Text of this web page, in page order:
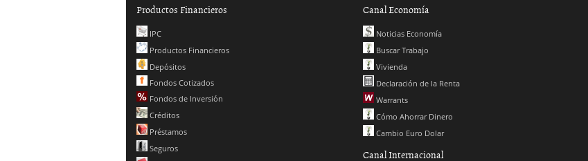
Productos Financieros
IPC
Productos Financieros
Depósitos
Fondos Cotizados
Fondos de Inversión
Créditos
Préstamos
Seguros
Canal Economía
Noticias Economía
Buscar Trabajo
Vivienda
Declaración de la Renta
Warrants
Cómo Ahorrar Dinero
Cambio Euro Dolar
Canal Internacional